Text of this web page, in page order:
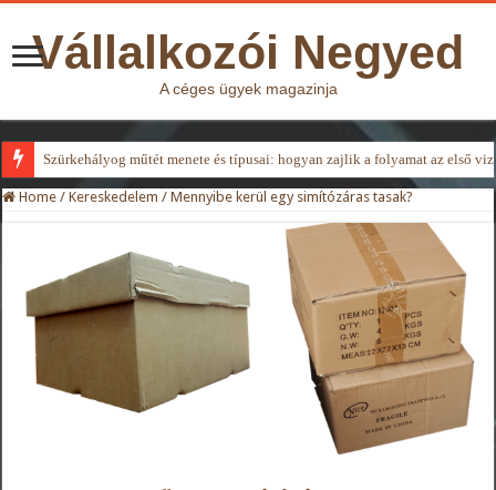
Vállalkozói Negyed
A céges ügyek magazinja
Szürkehályog műtét menete és típusai: hogyan zajlik a folyamat az első
Home / Kereskedelem / Mennyibe kerül egy simítózáras tasak?